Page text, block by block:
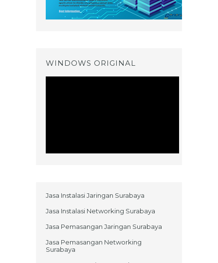
WINDOWS ORIGINAL
Jasa Instalasi Jaringan Surabaya
Jasa Instalasi Networking Surabaya
Jasa Pemasangan Jaringan Surabaya
Jasa Pemasangan Networking
Surabaya